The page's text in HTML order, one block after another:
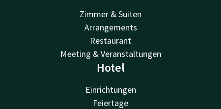
Zimmer & Suiten
Arrangements
Restaurant
Meeting & Veranstaltungen
Hotel
Einrichtungen
Feiertage